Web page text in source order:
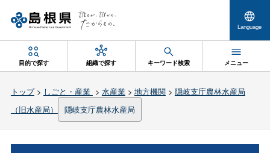
Language
目的で探す 組織で探す キーワード検索 メニュー
トップ> しごと・産業 > 水産業> 地方機関> 隠岐支庁農林水産局
（旧水産局）
隠岐支庁農林水産局